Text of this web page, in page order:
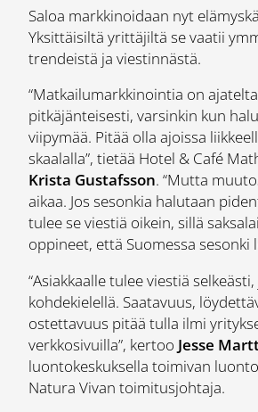
Saloa markkinoidaan nyt
Yksittäisiltä yrittäjiltä se vaatii
trendeistä ja viestinnästä.
“Matkailumarkkinointia on
pitkäjänteisesti, varsinkin kun
viipymää. Pitää olla ajoissa
skaalalla”, tietää Hotel & Café
Krista Gustafsson. “Mutta
aikaa. Jos sesonkia halutaan
tulee se viestiä oikein, sillä
oppineet, että Suomessa sesonki
“Asiakkaalle tulee viestiä
kohdekielellä. Saatavuus,
ostettavuus pitää tulla ilmi
verkkosivuilla”, kertoo Jesse
luontokeskuksella toimivan
Natura Vivan toimitusjohtaja.